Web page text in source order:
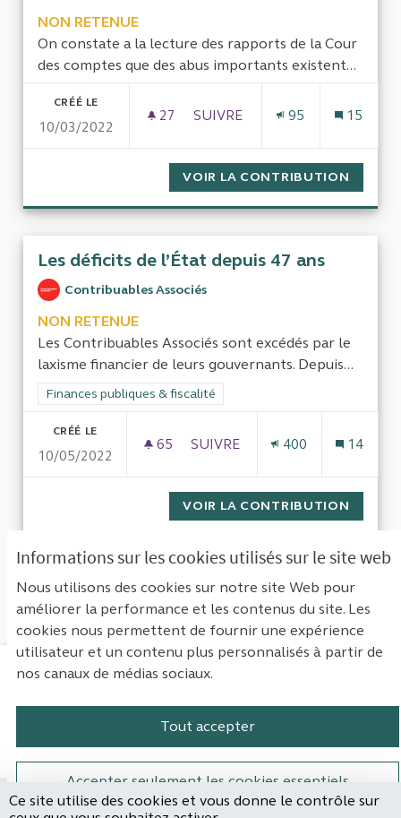
Informations sur les cookies utilisés sur le site web
Nous utilisons des cookies sur notre site Web pour
améliorer la performance et les contenus du site. Les
cookies nous permettent de fournir une expérience
utilisateur et un contenu plus personnalisés à partir de
nos canaux de médias sociaux.
Tout accepter
Accepter seulement les cookies essentiels
NON RETENUE
On constate a la lecture des rapports de la Cour
des comptes que des abus importants existent...
CRÉÉ LE
10/03/2022
27 27 ABONNÉS
SUIVRE
95 15
VOIR LA CONTRIBUTION
Les déficits de l’État depuis 47 ans
Contribuables Associés
NON RETENUE
Les Contribuables Associés sont excédés par le
laxisme financier de leurs gouvernants. Depuis...
Filtrer les résultats de la catégorie : Finances publiques &
Finances publiques & fiscalité
CRÉÉ LE
10/05/2022
65 65 ABONNÉS
SUIVRE
400 14
VOIR LA CONTRIBUTION
Suivant › Dernière »
Voir toutes les propositions retirées
Mentions légales
Paramètres des cookies
Plateforme de participation de la
Plateforme de participation de la
Plateforme de participation
Plateforme de
Site réalisé par
Ce site utilise des cookies et vous donne le contrôle sur